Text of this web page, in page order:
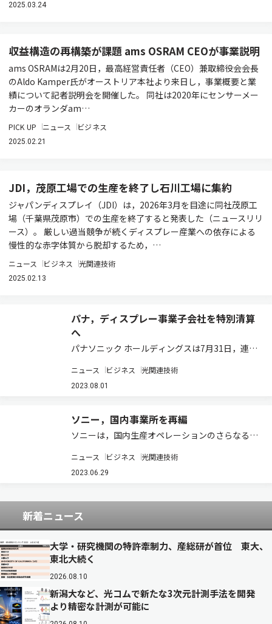
2025.03.24
収益構造の再構築が課題 ams OSRAM CEOが事業説明
ams OSRAMは2月20日，最高経営責任者（CEO）兼取締役会会長
のAldo Kamper氏がオーストリア本社より来日し，事業概要と業
績について記者説明会を開催した。 同社は2020年にセンサーメー
カーのオランダam…
PICK UP ニュース ビジネス
2025.02.21
JDI，茂原工場での生産を終了し石川工場に集約
ジャパンディスプレイ（JDI）は，2026年3月を目途に同社茂原工
場（千葉県茂原市）での生産を終了すると発表した（ニュースリリ
ース）。 厳しい過当競争が続くディスプレー産業への依存による
慢性的な赤字体質から脱却するため，…
ニュース ビジネス 光関連技術
2025.02.13
パナ，ディスプレー事業子会社を特別清算
へ
パナソニック ホールディングスは7月31日，連結
を解散し，特別清算開始の申立てを行なうととも
に，同じく連結子会社のパナソニック出資管理合
ニュース ビジネス 光関連技術
2023.08.01
ソニー，国内事業所を再編
ソニーは，国内生産オペレーションのさらなる強
リリース）。 具体的には，ソニーグローバルマニ
ュファクチャリング&オペレーションズ
ニュース ビジネス 光関連技術
2023.06.29
新着ニュース
大学・研究機関の特許牽制力、産総研が首位 東大、
東北大続く
2026.08.10
新潟大など、光コムで新たな3次元計測手法を開発
より精密な計測が可能に